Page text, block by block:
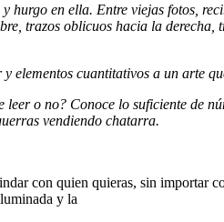
hurgo en ella. Entre viejas fotos,
trazos oblicuos hacia la
elementos cuantitativos a un arte
leer o no? Conoce lo suficiente de
vendiendo chatarra.
con quien quieras, sin importar
y la